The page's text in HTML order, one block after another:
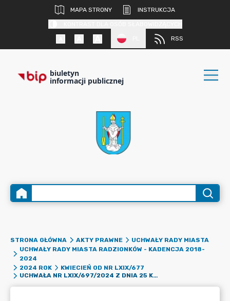
MAPA STRONY
INSTRUKCJA
RSS
biuletyn
informacji publicznej
STRONA GŁÓWNA AKTY PRAWNE
UCHWAŁY RADY MIASTA
UCHWAŁY RADY MIASTA RADZIONKÓW - KADENCJA 2018-
2024
2024 ROK
KWIECIEŃ OD NR LXIX/677
UCHWAŁA NR LXIX/697/2024 Z DNIA 25 KWIETNIA 2024 ROKU W SPRAWIE REALIZACJI PRZEZ GMINĘ RADZIONKÓW PROJEKTU PN.: "CIDER-CLUBS" - KLUBY MIĘDZYPOKOLENIOWEJ TRANSFORMACJI W RAMACH PROJEKTU FUNDUSZE EUROPEJSKIE DLA ŚLĄSKIEGO 2021-2027 (FUNDUSZ NA RZECZ SPRAWIEDLIWEJ TRANSFORMACJI) DLA PRIORYTETU: FESL.10.00-FUNDUSZE EUROPEJSKIE NA TRANSFORMACJĘ, DLA DZIAŁANIA: FESL.10.24-WŁĄCZENIE SPOŁECZNE - WZMOCNIENIE PROCESU SPRAWIEDLIWEJ TRANSFORMACJI